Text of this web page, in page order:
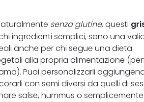
senza glutine, questi
ingredienti semplici, sono una
anche per chi segue una dieta
alla propria alimentazione
Puoi personalizzarli
con semi diversi da quelli di
salse, hummus o semplicemente